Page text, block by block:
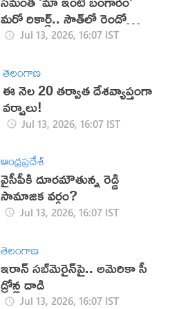
మరో రికార్డ్.. సౌత్‌లో రెండో
స్థానం!Jul 13, 2026, 16:07 IST
తెలంగాణ
ఈ నెల 20 తర్వాత దేశవ్యాప్తంగా
వర్షాలు!
Jul 13, 2026, 16:07 IST
ఆంధ్రప్రదేశ్
వైసీపీకి దూరమౌతున్న రెడ్డి
సామాజిక వర్గం?
Jul 13, 2026, 16:07 IST
తెలంగాణ
ఇరాన్‌ సబ్‌మెరైన్‌పై.. అమెరికా సీ
డ్రోన్ల దాడి
Jul 13, 2026, 16:07 IST